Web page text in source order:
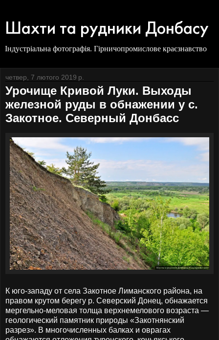
Шахти та рудники Донбасу
Індустріальна фотографія. Гірничопромислове краєзнавство
четвер, 7 лютого 2019 р.
Урочище Кривой Луки. Выходы
железной руды в обнажении у с.
Закотное. Северный Донбасс
К юго-западу от села Закотное Лиманского района, на
правом крутом берегу р. Северский Донец, обнажается
мергельно-меловая толща верхнемелового возраста —
геологический памятник природы «Закотнянский
разрез». В многочисленных балках и оврагах